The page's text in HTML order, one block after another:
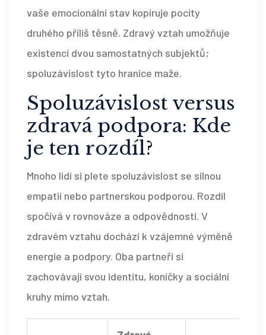
vaše emocionální stav kopíruje pocity
druhého příliš těsně. Zdravý vztah umožňuje
existenci dvou samostatných subjektů;
spoluzávislost tyto hranice maže.
Spoluzávislost versus
zdravá podpora: Kde
je ten rozdíl?
Mnoho lidí si plete spoluzávislost se silnou
empatií nebo partnerskou podporou. Rozdíl
spočívá v rovnováze a odpovědnosti. V
zdravém vztahu dochází k vzájemné výměně
energie a podpory. Oba partneři si
zachovávají svou identitu, koníčky a sociální
kruhy mimo vztah.